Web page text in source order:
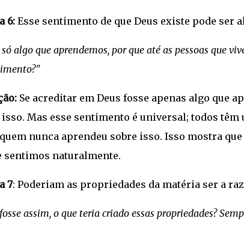
6:Esse sentimento de que Deus existe pode ser
só algo que aprendemos, por que até as pessoas que
Se acreditar em Deus fosse apenas algo que
Mas esse sentimento é universal; todos têm
nunca aprendeu sobre isso. Isso mostra
sentimos naturalmente.
7: Poderiam as propriedades da matéria ser a
assim, o que teria criado essas propriedades?